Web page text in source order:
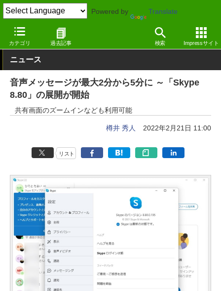
Powered by Translate
カテゴリ 過去記事 検索 Impressサイト
窓の杜 インターネット Windows
ニュース
音声メッセージが最大2分から5分に ～「Skype
8.80」の展開が開始
共有画面のズームインなども利用可能
樽井 秀人 2022年2月21日 11:00
リスト